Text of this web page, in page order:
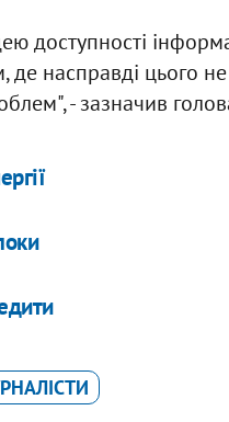
доступності
насправді цього
- зазначив